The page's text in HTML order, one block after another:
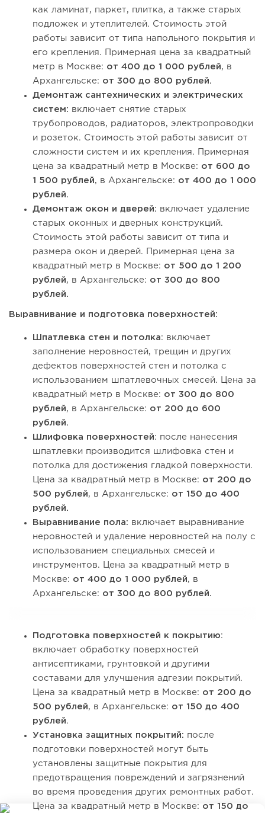
как ламинат, паркет, плитка, а также старых
подложек и утеплителей. Стоимость этой
работы зависит от типа напольного покрытия и
его крепления. Примерная цена за квадратный
метр в Москве: от 400 до 1 000 рублей, в
Архангельске: от 300 до 800 рублей.
Демонтаж сантехнических и электрических
систем: включает снятие старых
трубопроводов, радиаторов, электропроводки
и розеток. Стоимость этой работы зависит от
сложности систем и их крепления. Примерная
цена за квадратный метр в Москве: от 600 до
1 500 рублей, в Архангельске: от 400 до 1 000
рублей.
Демонтаж окон и дверей: включает удаление
старых оконных и дверных конструкций.
Стоимость этой работы зависит от типа и
размера окон и дверей. Примерная цена за
квадратный метр в Москве: от 500 до 1 200
рублей, в Архангельске: от 300 до 800
рублей.
Выравнивание и подготовка поверхностей:
Шпатлевка стен и потолка: включает
заполнение неровностей, трещин и других
дефектов поверхностей стен и потолка с
использованием шпатлевочных смесей. Цена за
квадратный метр в Москве: от 300 до 800
рублей, в Архангельске: от 200 до 600
рублей.
Шлифовка поверхностей: после нанесения
шпатлевки производится шлифовка стен и
потолка для достижения гладкой поверхности.
Цена за квадратный метр в Москве: от 200 до
500 рублей, в Архангельске: от 150 до 400
рублей.
Выравнивание пола: включает выравнивание
неровностей и удаление неровностей на полу с
использованием специальных смесей и
инструментов. Цена за квадратный метр в
Москве: от 400 до 1 000 рублей, в
Архангельске: от 300 до 800 рублей.
Подготовка поверхностей к покрытию:
включает обработку поверхностей
антисептиками, грунтовкой и другими
составами для улучшения адгезии покрытий.
Цена за квадратный метр в Москве: от 200 до
500 рублей, в Архангельске: от 150 до 400
рублей.
Установка защитных покрытий: после
подготовки поверхностей могут быть
установлены защитные покрытия для
предотвращения повреждений и загрязнений
во время проведения других ремонтных работ.
Цена за квадратный метр в Москве: от 150 до